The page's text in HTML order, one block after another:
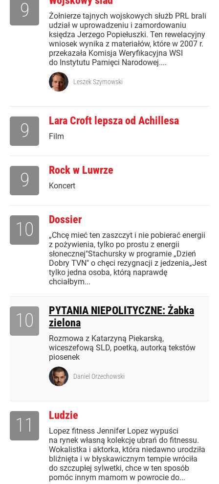
Żołnierze tajnych wojskowych służb PRL brali
udział w uprowadzeniu i zamordowaniu
księdza Jerzego Popiełuszki. Ten rewelacyjny
wniosek wynika z materiałów, które w 2007 r.
przekazała Komisja Weryfikacyjna WSI
do Instytutu Pamięci Narodowej....
9
Leszek Szymowski
Lara Croft lepsza od Achillesa
Film
9
Rock w Luwrze
Koncert
9
Dossier
„Chcę mieć ten zaszczyt i nie pobierać energii
z pożywienia, tylko po prostu z energii
słonecznej"Stachursky w programie „Dzień
Dobry TVN" o chęci rezygnacji z jedzenia„Jest
tylko jedna osoba, którą naprawdę
chciałbym...
10
PYTANIA NIEPOLITYCZNE: Żabka
zielona
Rozmowa z Katarzyną Piekarską,
wiceszefową SLD, poetką, autorką tekstów
piosenek
10
Daniel Orzechowski
Ludzie
Lopez fitness Jennifer Lopez wypuści
na rynek własną kolekcję ubrań do fitnessu.
Wokalistka i aktorka, która niedawno urodziła
bliźnięta i w błyskawicznym tempie wróciła
do szczupłej sylwetki, chce w ten sposób
pomóc innym mamom w powrocie do...
11